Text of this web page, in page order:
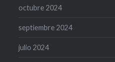
octubre 2024
septiembre 2024
julio 2024